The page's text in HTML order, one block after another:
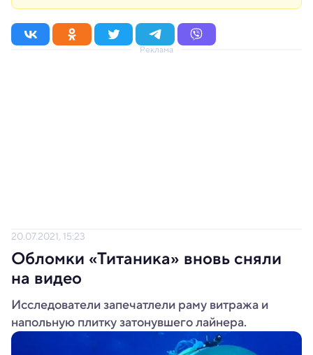
Реклама
20.07.2021, 15:23
Обломки «Титаника» вновь сняли
на видео
Исследователи запечатлели раму витража и
напольную плитку затонувшего лайнера.